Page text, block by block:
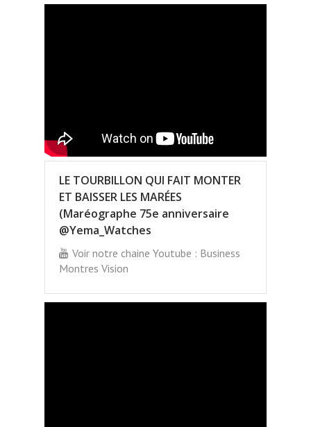
LE TOURBILLON QUI FAIT MONTER
ET BAISSER LES MARÉES
(Maréographe 75e anniversaire
@Yema_Watches
Voir notre chaine Youtube : Business
Montres Vision